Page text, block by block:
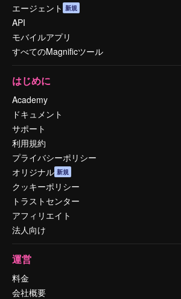
エージェント 新規
API
モバイルアプリ
すべてのMagnificツール
はじめに
Academy
ドキュメント
サポート
利用規約
プライバシーポリシー
オリジナル 新規
クッキーポリシー
トラストセンター
アフィリエイト
法人向け
運営
料金
会社概要